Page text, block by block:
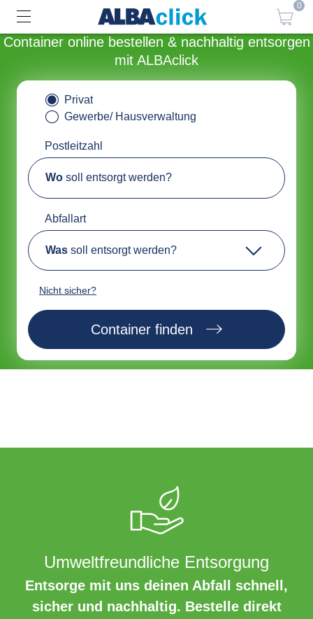
0
Container online bestellen & nachhaltig entsorgen
mit ALBAclick
Privat
Gewerbe/ Hausverwaltung
Postleitzahl
Wo soll entsorgt werden?
Abfallart
Was soll entsorgt werden?
Nicht sicher?
Container finden
Umweltfreundliche Entsorgung
Entsorge mit uns deinen Abfall schnell,
sicher und nachhaltig. Bestelle direkt